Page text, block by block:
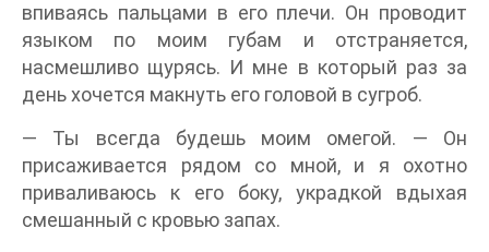
впиваясь пальцами в его плечи. Он проводит
языком по моим губам и отстраняется,
насмешливо щурясь. И мне в который раз за
день хочется макнуть его головой в сугроб.
— Ты всегда будешь моим омегой. — Он
присаживается рядом со мной, и я охотно
приваливаюсь к его боку, украдкой вдыхая
смешанный с кровью запах.